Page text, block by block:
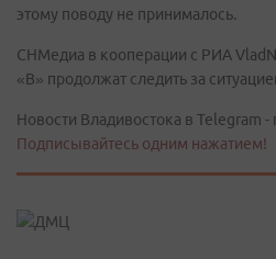
этому поводу не принималось.
СНМедиа в кооперации с РИА
«В» продолжат следить за
Новости Владивостока в Telegram -
Подписывайтесь одним нажатием!